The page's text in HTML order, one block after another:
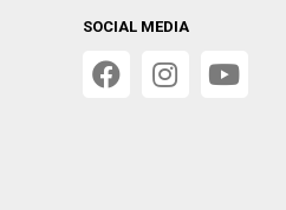
SOCIAL MEDIA